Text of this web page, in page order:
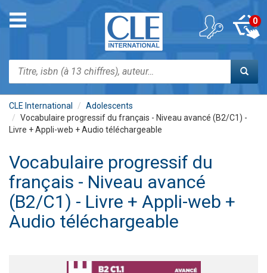
contenu
Toggle
navigation
Rechercher
0
CLE International
Adolescents
Vocabulaire progressif du français - Niveau avancé (B2/C1) -
Livre + Appli-web + Audio téléchargeable
Vocabulaire progressif du
français - Niveau avancé
(B2/C1) - Livre + Appli-web +
Audio téléchargeable